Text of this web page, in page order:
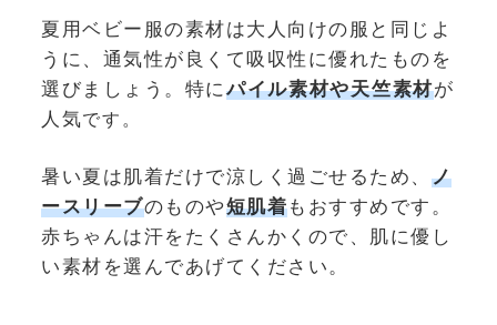
夏用ベビー服の素材は大人向けの服と同じよ
うに、通気性が良くて吸収性に優れたものを
選びましょう。 特にパイル素材や天竺素材が
人気です。
暑い夏は肌着だけで涼しく過ごせるため、 ノ
ースリーブのものや短肌着もおすすめです。
赤ちゃんは汗をたくさんかくので、肌に優し
い素材を選んであげてください。